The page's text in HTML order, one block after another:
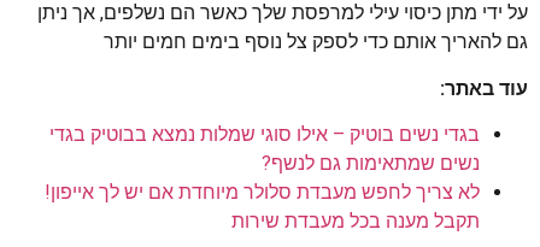
על ידי מתן כיסוי עילי למרפסת שלך כאשר הם נשלפים, אך ניתן
גם להאריך אותם כדי לספק צל נוסף בימים חמים יותר
עוד באתר:
בגדי נשים בוטיק – אילו סוגי שמלות נמצא בבוטיק בגדי
נשים שמתאימות גם לנשף?
לא צריך לחפש מעבדת סלולר מיוחדת אם יש לך אייפון!
תקבל מענה בכל מעבדת שירות